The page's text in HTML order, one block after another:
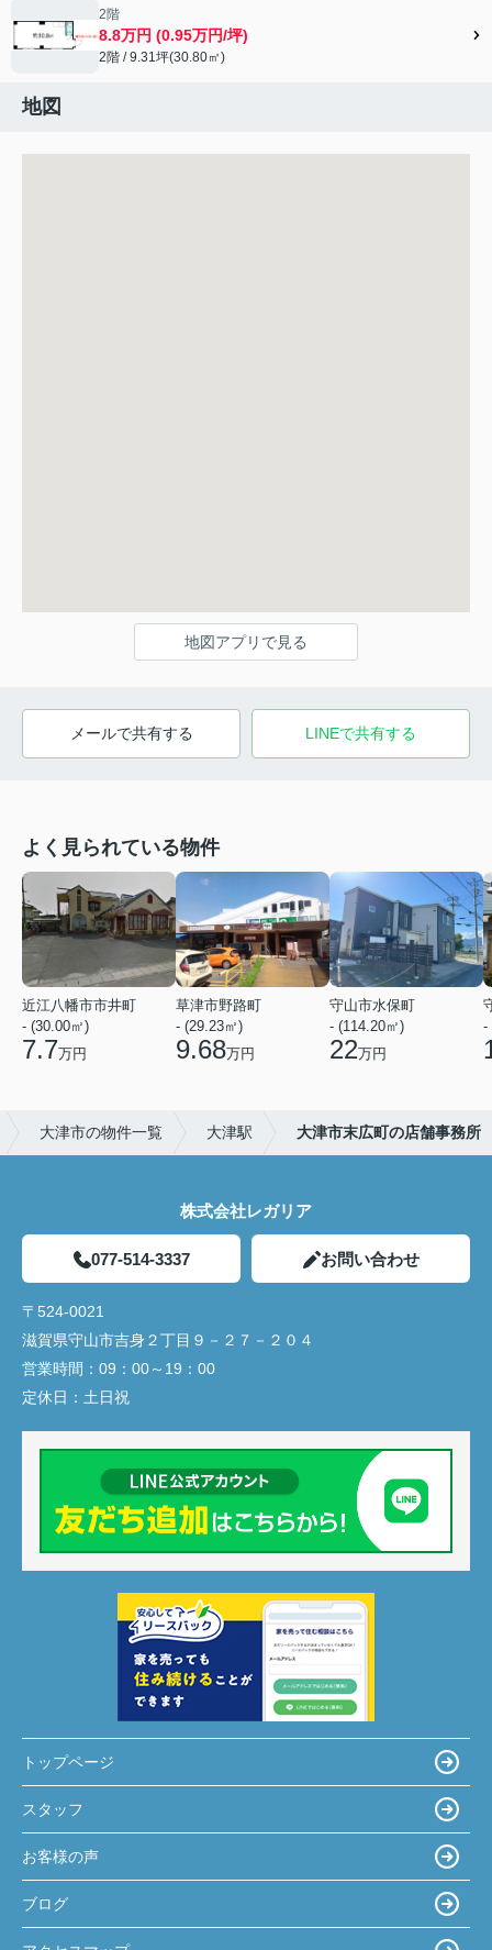
2階
8.8万円 (0.95万円/坪)
2階 / 9.31坪(30.80㎡)
地図
地図アプリで見る
メールで共有する LINEで共有する
よく見られている物件
近江八幡市市井町
- (30.00㎡)
7.7万円
草津市野路町
- (29.23㎡)
9.68万円
守山市水保町
- (114.20㎡)
22万円
-
大津市の物件一覧 大津駅 大津市末広町の店舗事務所
株式会社レガリア
077-514-3337 お問い合わせ
〒524-0021
滋賀県守山市吉身２丁目９－２７－２０４
営業時間： 09：00～19：00
定休日： 土日祝
トップページ
スタッフ
お客様の声
ブログ